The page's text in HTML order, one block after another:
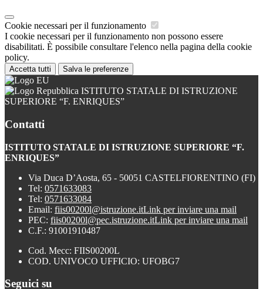
Cookie necessari per il funzionamento
I cookie necessari per il funzionamento non possono essere
disabilitati. È possibile consultare l'elenco nella pagina della cookie
policy.
Accetta tutti Salva le preferenze
ISTITUTO STATALE DI ISTRUZIONE
SUPERIORE “F. ENRIQUES”
Contatti
ISTITUTO STATALE DI ISTRUZIONE SUPERIORE “F.
ENRIQUES”
Via Duca D’Aosta, 65 - 50051 CASTELFIORENTINO (FI)
Tel: 0571633083
Tel: 0571633084
Email: fiis00200l@istruzione.itLink per inviare una mail
PEC: fiis00200l@pec.istruzione.itLink per inviare una mail
C.F.: 91001910487
Cod. Mecc: FIIS00200L
COD. UNIVOCO UFFICIO: UFOBG7
Seguici su